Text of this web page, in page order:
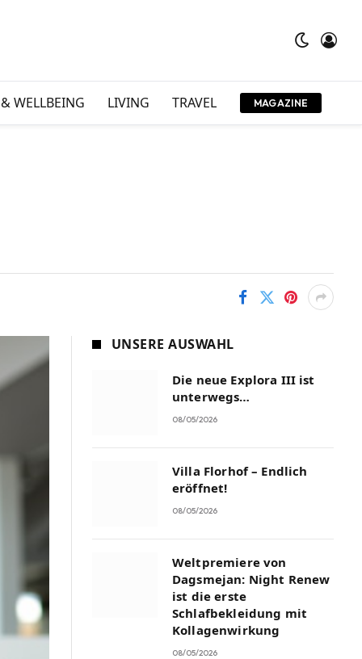
WELLBEING LIVING TRAVEL MAGAZINE
UNSERE AUSWAHL
Die neue Explora III ist
unterwegs…
08/05/2026
Villa Florhof – Endlich
eröffnet!
08/05/2026
Weltpremiere von
Dagsmejan: Night Renew
ist die erste
Schlafbekleidung mit
Kollagenwirkung
08/05/2026